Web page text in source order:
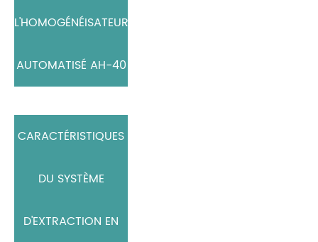
L'HOMOGÉNÉISATEUR
AUTOMATISÉ AH-40
CARACTÉRISTIQUES
DU SYSTÈME
D'EXTRACTION EN